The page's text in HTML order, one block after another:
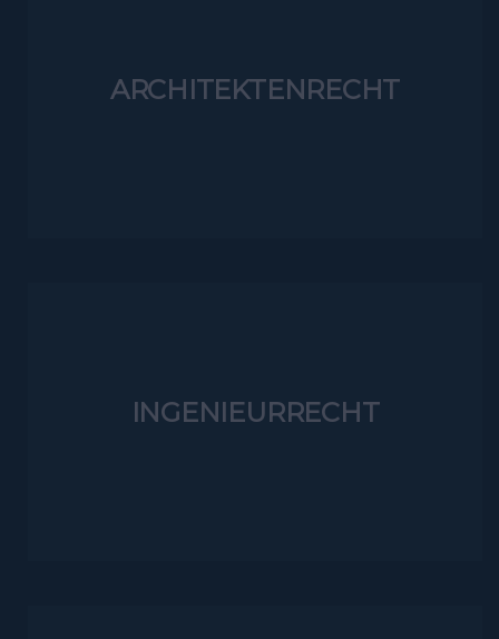
ARCHITEKTENRECHT
INGENIEURRECHT